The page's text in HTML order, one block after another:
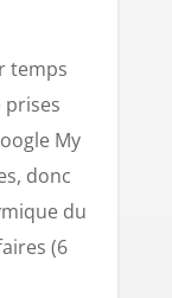
temps
My
donc
du
(6